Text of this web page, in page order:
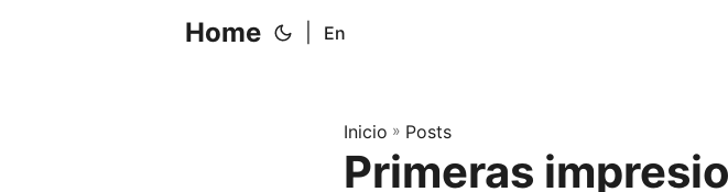
Home En
Inicio » Posts
Primeras